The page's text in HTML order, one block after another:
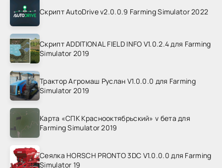
Скрипт AutoDrive v2.0.0.9 Farming Simulator 2022
Скрипт ADDITIONAL FIELD INFO V1.0.2.4 для Farming
Simulator 2019
Трактор Агромаш Руслан V1.0.0.0 для Farming
Simulator 2019
Карта «СПК Краснооктябрьский» v бета для
Farming Simulator 2019
Сеялка HORSCH PRONTO 3DC V1.0.0.0 для Farming
Simulator 19